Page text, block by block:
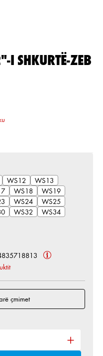
I SHKURTË-ZEB
WS12
WS13
WS18
WS19
WS24
WS25
WS32
WS34
çmimet
sasinë e dëshiruar